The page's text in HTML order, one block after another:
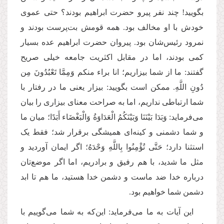
بگویید! چند نفر پیرو حضرت ابراهیم بودند؟ حتی عموی
خودش با او مخالف بود. همه قومش بت‌پرست بودند و
نمرود رئیس‌شان بود. پیروان حضرت ابراهیم عده بسیار
کمی بودند، اما در مقابل اکثریت جامعه خیلی صریح
گفتند: ما از شما بیزاریم؛ انا براء منکم وَمِمَّا تَعْبُدُونَ مِن
دُونِ اللَّهِ. ممکن است بگویید: بیزار یعنی ما در رفتار با
شما ارتباطی نداریم، اما به صراحت معنای بیزاری را بیان
می‌فرماید: وَبَدَا بَیْنَنَا وَبَیْنَكُمُ الْعَدَاوَةُ وَالْبَغْضَاء أَبَدًا؛ میان ما
و شما دشمنی و کینه‌ای همیشگی برقرار شد؛ فقط یک
استثنا دارد؛ حَتَّى تُؤْمِنُوا بِاللَّهِ وَحْدَهُ؛ اگر ایمان آوردید و
مثل ما شدید، با هم رفیق و برادریم، اما اگر موضع‌تان
درباره خدا ضد ماست و دشمن خدا هستید، ما هم تا ابد
دشمن شما خواهیم بود.
این آیات به ما می‌فرماید: این‌که به شما می‌گوییم با